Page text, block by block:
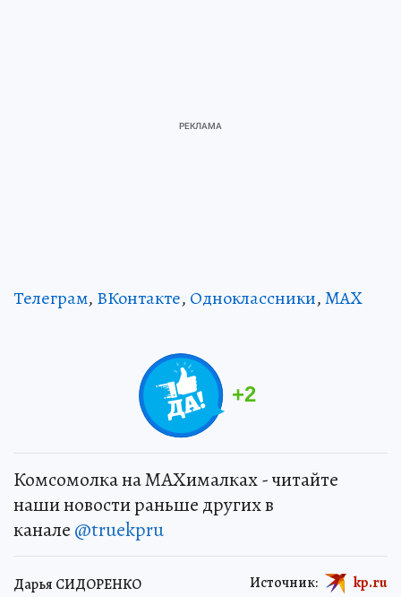
Телеграм, ВКонтакте, Одноклассники,MAX
+2
Комсомолка на MAXималках - читайте
наши новости раньше других в
канале @truekpru
Дарья СИДОРЕНКО Источник: kp.ru